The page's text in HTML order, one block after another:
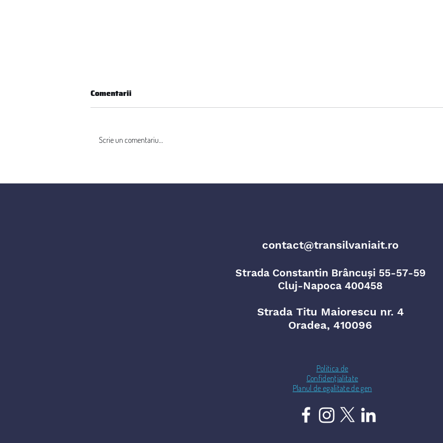
digitalizare, dar rămâne
care urmează alfabetizării
ce
Comentarii
Scrie un comentariu...
Strada Constantin Brâncuși 55-57-59
Cluj-Napoca 400458
contact@transilvaniait.ro
Strada Titu Maiorescu nr. 4
Oradea, 410096
Politica de
Confidențialitate
Planul de egalitate de gen